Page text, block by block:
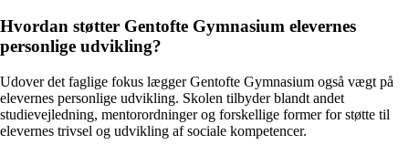
Hvordan støtter Gentofte Gymnasium elevernes
personlige udvikling?
Udover det faglige fokus lægger Gentofte Gymnasium også vægt på
elevernes personlige udvikling. Skolen tilbyder blandt andet
studievejledning, mentorordninger og forskellige former for støtte til
elevernes trivsel og udvikling af sociale kompetencer.